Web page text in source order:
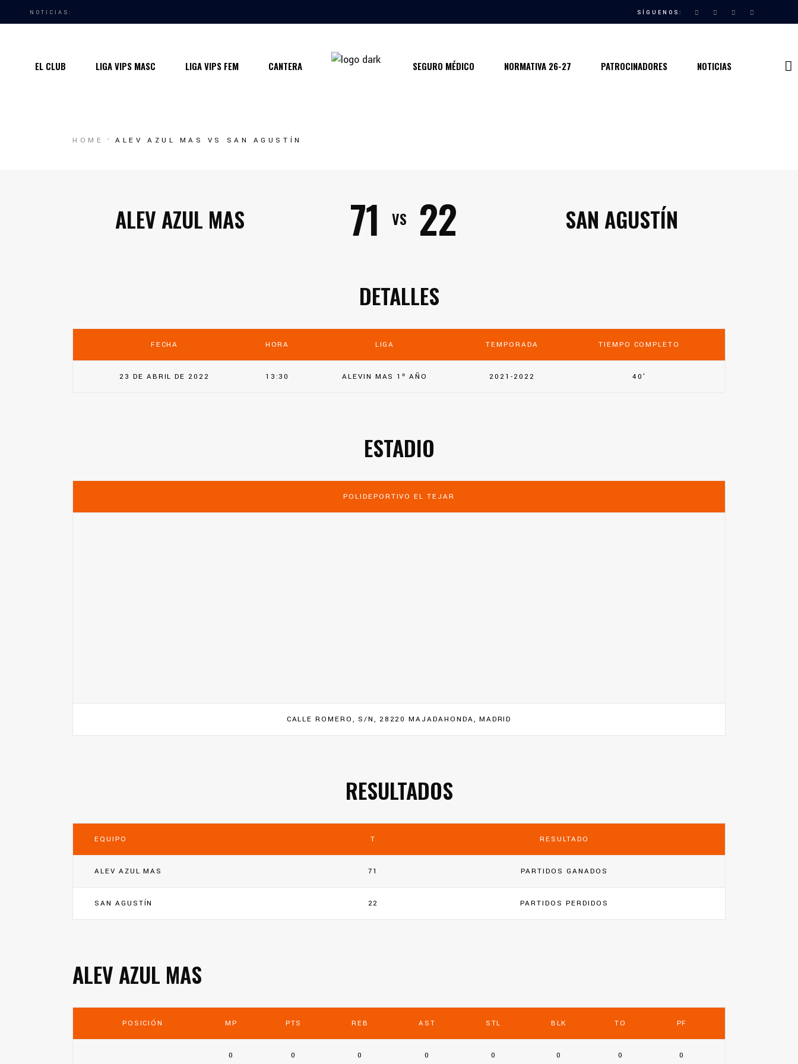
NOTICIAS: SÍGUENOS:
EL CLUB
Quiénes somos
LIGA VIPS MASC LIGA VIPS FEM CANTERA SEGURO MÉDICO NORMATIVA 26-27 PATROCINADORES NOTICIAS
Contacto
HOME ALEV AZUL MAS VS SAN AGUSTÍN
ALEV AZUL MAS 71 VS 22 SAN AGUSTÍN
DETALLES
FECHA HORA LIGA TEMPORADA TIEMPO COMPLETO
23 DE ABRIL DE 2022 13:30 ALEVIN MAS 1º AÑO 2021-2022 40'
ESTADIO
POLIDEPORTIVO EL TEJAR
CALLE ROMERO, S/N, 28220 MAJADAHONDA, MADRID
RESULTADOS
EQUIPO T RESULTADO
ALEV AZUL MAS 71 PARTIDOS GANADOS
SAN AGUSTÍN 22 PARTIDOS PERDIDOS
ALEV AZUL MAS
POSICIÓN MP PTS REB AST STL BLK TO PF
0 0 0 0 0 0 0 0